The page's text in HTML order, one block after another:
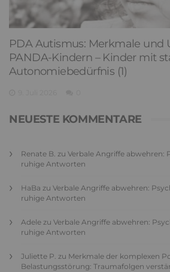
PDA Autismus: Merkmale und
PANDA-Kindern – Kinder mit
Autonomiebedürfnis (1)
NEUESTE KOMMENTARE
Renate B. zu Verbale Angriffe abwehren:
ruhige Antworten
HaBa zu Verbale Angriffe abwehren:
ruhige Antworten
Adele zu Verbale Angriffe abwehren:
ruhige Antworten
Juliette P. zu Merkmale der komplexen
Belastungsstörung: Traumafolgen